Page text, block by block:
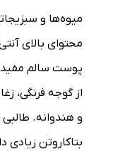
میوه‌ها و
محتوای بالای
پوست سالم مفید
از گوجه فرنگی،
و هندوانه.
بتاکاروتن زیادی